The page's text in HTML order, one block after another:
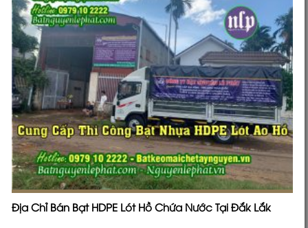
Địa Chỉ Bán Bạt HDPE Lót Hồ Chứa Nước Tại Đắk Lắk